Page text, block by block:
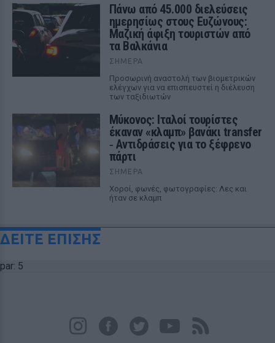
Πάνω από 45.000 διελεύσεις
ημερησίως στους Ευζώνους:
Μαζική άφιξη τουριστών από
τα Βαλκάνια
ΣΉΜΕΡΑ
Προσωρινή αναστολή των βιομετρικών
ελέγχων για να επισπευστεί η διέλευση
των ταξιδιωτών
Μύκονος: Ιταλοί τουρίστες
έκαναν «κλαμπ» βανάκι transfer
‑ Αντιδράσεις για το ξέφρενο
πάρτι
ΣΉΜΕΡΑ
Χοροί, φωνές, φωτογραφίες: Λες και
ήταν σε κλαμπ
ΔΕΙΤΕ ΕΠΙΣΗΣ
par: 5